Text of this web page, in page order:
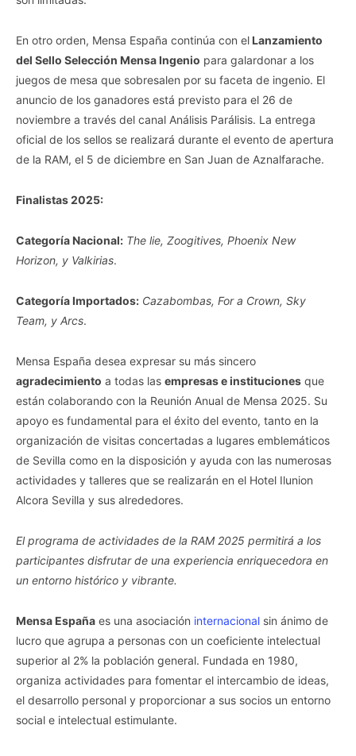
En otro orden, Mensa España continúa con el Lanzamiento
del Sello Selección Mensa Ingenio para galardonar a los
juegos de mesa que sobresalen por su faceta de ingenio. El
anuncio de los ganadores está previsto para el 26 de
noviembre a través del canal Análisis Parálisis. La entrega
oficial de los sellos se realizará durante el evento de apertura
de la RAM, el 5 de diciembre en San Juan de Aznalfarache.
Finalistas 2025:
Categoría Nacional: The lie, Zoogitives, Phoenix New
Horizon, y Valkirias.
Categoría Importados: Cazabombas, For a Crown, Sky
Team, y Arcs.
Mensa España desea expresar su más sincero
agradecimiento a todas las empresas e instituciones que
están colaborando con la Reunión Anual de Mensa 2025. Su
apoyo es fundamental para el éxito del evento, tanto en la
organización de visitas concertadas a lugares emblemáticos
de Sevilla como en la disposición y ayuda con las numerosas
actividades y talleres que se realizarán en el Hotel Ilunion
Alcora Sevilla y sus alrededores.
El programa de actividades de la RAM 2025 permitirá a los
participantes disfrutar de una experiencia enriquecedora en
un entorno histórico y vibrante.
Mensa España es una asociación internacional sin ánimo de
lucro que agrupa a personas con un coeficiente intelectual
superior al 2% la población general. Fundada en 1980,
organiza actividades para fomentar el intercambio de ideas,
el desarrollo personal y proporcionar a sus socios un entorno
social e intelectual estimulante.